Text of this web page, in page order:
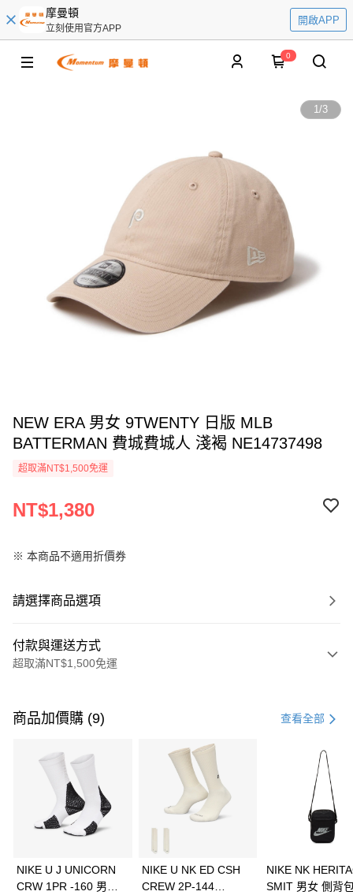
摩曼頓
立刻使用官方APP
開啟APP
0
1/3
NEW ERA 男女 9TWENTY 日版 MLB
BATTERMAN 費城費城人 淺褐 NE14737498
超取滿NT$1,500免運
NT$1,380
※ 本商品不適用折價券
請選擇商品選項
付款與運送方式
超取滿NT$1,500免運
信用卡一次付款
3 期 0 利率 每期 21家銀行
合作金庫商業銀行
第一商業銀行
華南商業銀行
彰化商業銀行
上海商業儲蓄銀行
Apple Pay
全盈+PAY
商品加價購 (9) 查看全部
NIKE U J UNICORN
CRW 1PR -160 男女
NIKE U NK ED CSH
CREW 2P-144
NIKE NK
SMIT 男女 側背